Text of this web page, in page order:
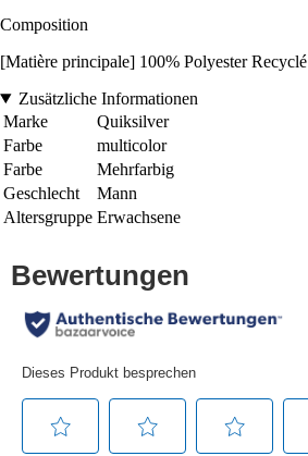
Composition
[Matière principale] 100% Polyester Recyclé
Zusätzliche Informationen
Marke
Quiksilver
Farbe
multicolor
Farbe
Mehrfarbig
Geschlecht
Mann
Altersgruppe Erwachsene